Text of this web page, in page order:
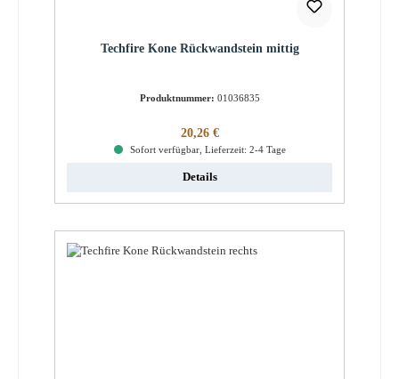
Techfire Kone Rückwandstein mittig
Produktnummer: 01036835
Regulärer Preis:
20,26 €
Sofort verfügbar, Lieferzeit: 2-4 Tage
Details